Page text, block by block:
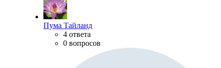
Пума Тайланд
4 ответа
0 вопросов